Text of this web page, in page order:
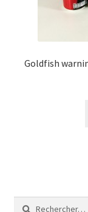
Goldfish
Rechercher :